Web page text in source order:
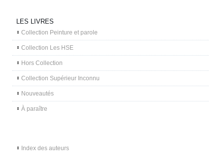
LES LIVRES
Collection Peinture et parole
Collection Les HSE
Hors Collection
Collection Supérieur Inconnu
Nouveautés
À paraître
Index des auteurs